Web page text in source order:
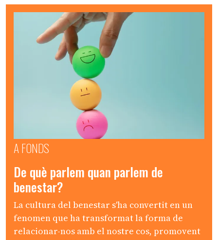
A FONDS
De què parlem quan parlem de
benestar?
La cultura del benestar s'ha convertit en un
fenomen que ha transformat la forma de
relacionar-nos amb el nostre cos, promovent